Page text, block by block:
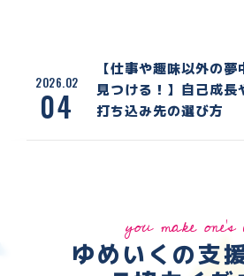
2026.02
04
【仕事や趣味以外の
見つける！】自己成長
打ち込み先の選び方
you make
ゆめいくの支